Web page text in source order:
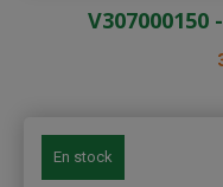
V307000150
En stock